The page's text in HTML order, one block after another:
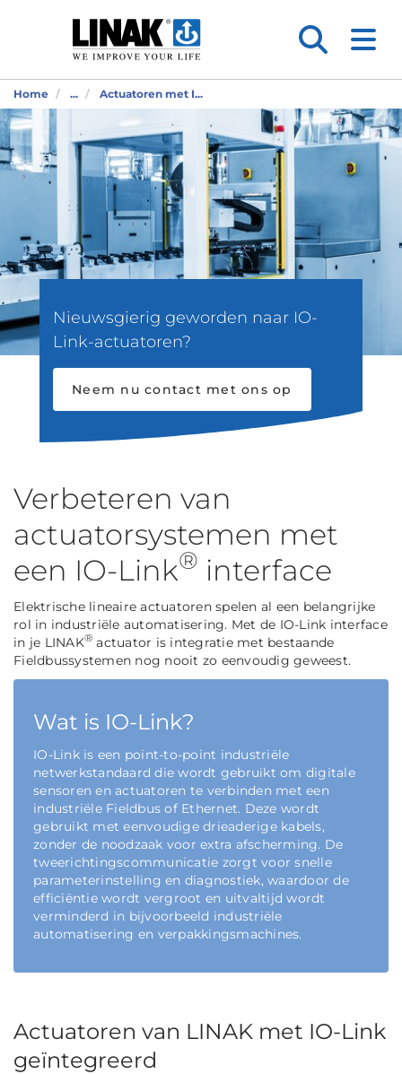
Home ... Actuatoren met I...
Nieuwsgierig geworden naar IO-
Link-actuatoren?
Neem nu contact met ons op
Verbeteren van
actuatorsystemen met
een IO-Link® interface
Elektrische lineaire actuatoren spelen al een belangrijke
rol in industriële automatisering. Met de IO-Link interface
in je LINAK® actuator is integratie met bestaande
Fieldbussystemen nog nooit zo eenvoudig geweest.
Wat is IO-Link?
IO-Link is een point-to-point industriële
netwerkstandaard die wordt gebruikt om digitale
sensoren en actuatoren te verbinden met een
industriële Fieldbus of Ethernet. Deze wordt
gebruikt met eenvoudige drieaderige kabels,
zonder de noodzaak voor extra afscherming. De
tweerichtingscommunicatie zorgt voor snelle
parameterinstelling en diagnostiek, waardoor de
efficiëntie wordt vergroot en uitvaltijd wordt
verminderd in bijvoorbeeld industriële
automatisering en verpakkingsmachines.
Actuatoren van LINAK met IO-Link
geïntegreerd